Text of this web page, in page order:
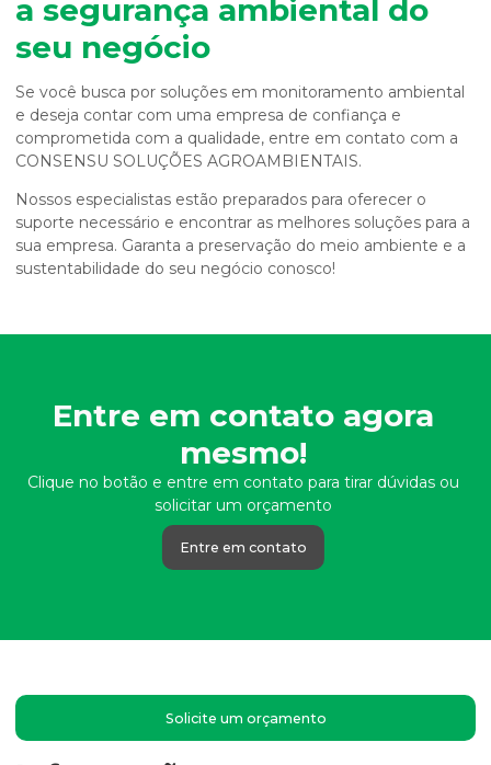
a segurança ambiental do
seu negócio
Se você busca por soluções em monitoramento ambiental
e deseja contar com uma empresa de confiança e
comprometida com a qualidade, entre em contato com a
CONSENSU SOLUÇÕES AGROAMBIENTAIS.
Nossos especialistas estão preparados para oferecer o
suporte necessário e encontrar as melhores soluções para a
sua empresa. Garanta a preservação do meio ambiente e a
sustentabilidade do seu negócio conosco!
Entre em contato agora
mesmo!
Clique no botão e entre em contato para tirar dúvidas ou
solicitar um orçamento
Entre em contato
Solicite um orçamento